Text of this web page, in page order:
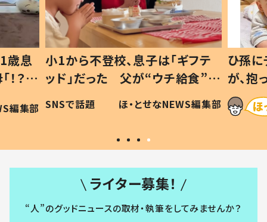
歳息
？」
編集部
小1から不登校、息子は「ギフテ
ッド」だった 父が“ウチ給食”を
作り続ける理由とは #令和の親
#令和の子
SNSで話題 ほ・とせなNEWS編集部
ひ孫
が、
「涙が
い」
ライター募集！
“人”のグッドニュースの取材・執筆をしてみませんか？